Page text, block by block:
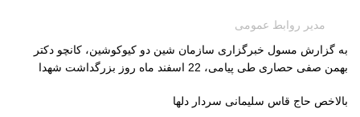
مدیر روابط عمومی
به گزارش مسول خبرگزاری سازمان شین دو کیوکوشین، کانچو دکتر
بهمن صفی حصاری طی پیامی، 22 اسفند ماه روز بزرگداشت شهدا
بالاخص حاج قاس سلیمانی سردار دلها